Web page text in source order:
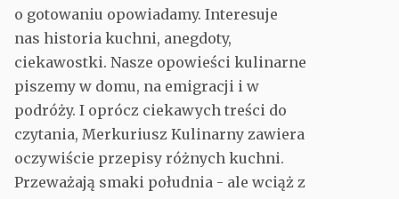
o gotowaniu opowiadamy. Interesuje
nas historia kuchni, anegdoty,
ciekawostki. Nasze opowieści kulinarne
piszemy w domu, na emigracji i w
podróży. I oprócz ciekawych treści do
czytania, Merkuriusz Kulinarny zawiera
oczywiście przepisy różnych kuchni.
Przeważają smaki południa - ale wciąż z